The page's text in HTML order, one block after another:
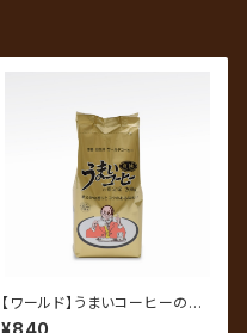
【ワールド】うまいコーヒーの指
定席 爽快ブレンド 200g（中
¥840